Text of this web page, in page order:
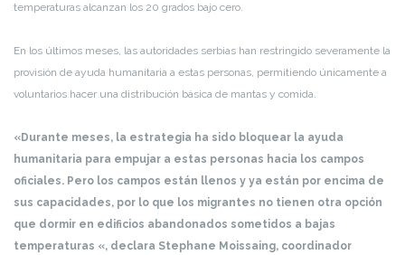
temperaturas alcanzan los 20 grados bajo cero.
En los últimos meses, las autoridades serbias han restringido severamente la
provisión de ayuda humanitaria a estas personas, permitiendo únicamente a
voluntarios hacer una distribución básica de mantas y comida.
«Durante meses, la estrategia ha sido bloquear la ayuda
humanitaria para empujar a estas personas hacia los campos
oficiales. Pero los campos están llenos y ya están por encima de
sus capacidades, por lo que los migrantes no tienen otra opción
que dormir en edificios abandonados sometidos a bajas
temperaturas «, declara Stephane Moissaing, coordinador